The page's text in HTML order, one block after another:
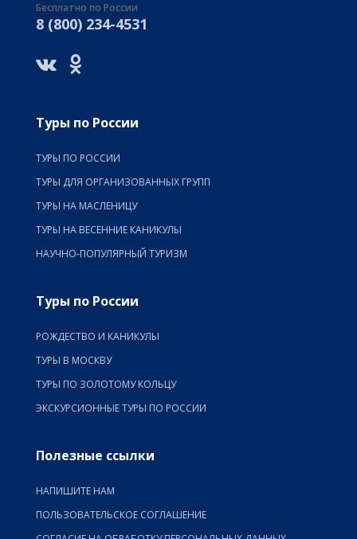
Бесплатно по России
8 (800) 234-4531
Туры по России
ТУРЫ ПО РОССИИ
ТУРЫ ДЛЯ ОРГАНИЗОВАННЫХ ГРУПП
ТУРЫ НА МАСЛЕНИЦУ
ТУРЫ НА ВЕСЕННИЕ КАНИКУЛЫ
НАУЧНО-ПОПУЛЯРНЫЙ ТУРИЗМ
Туры по России
РОЖДЕСТВО И КАНИКУЛЫ
ТУРЫ В МОСКВУ
ТУРЫ ПО ЗОЛОТОМУ КОЛЬЦУ
ЭКСКУРСИОННЫЕ ТУРЫ ПО РОССИИ
Полезные ссылки
НАПИШИТЕ НАМ
ПОЛЬЗОВАТЕЛЬСКОЕ СОГЛАШЕНИЕ